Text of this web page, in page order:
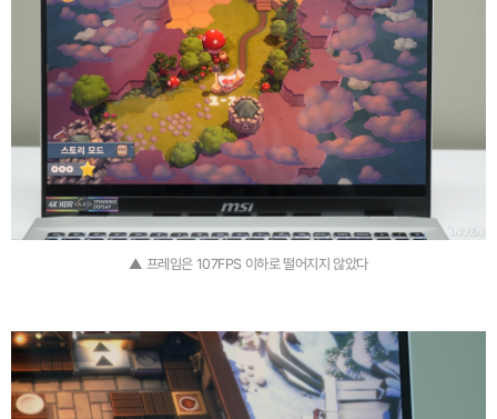
▲ 프레임은 107FPS 이하로 떨어지지 않았다